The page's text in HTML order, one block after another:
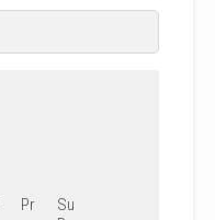
Pr
Su